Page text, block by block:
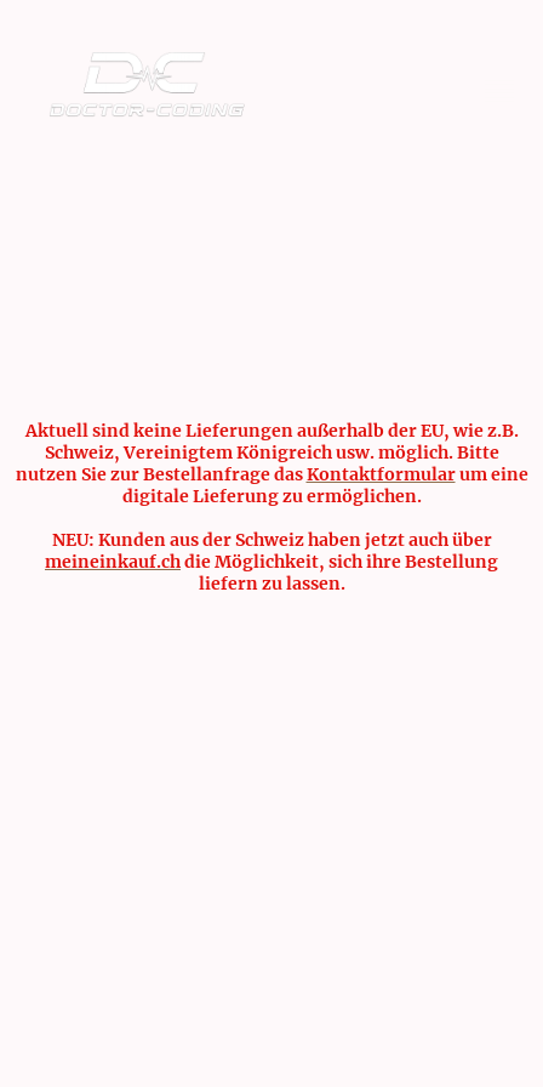
Aktuell sind keine Lieferungen außerhalb der EU, wie z.B.
Schweiz, Vereinigtem Königreich usw. möglich. Bitte
nutzen Sie zur Bestellanfrage dasKontaktformularum eine
digitale Lieferung zu ermöglichen.
NEU: Kunden aus der Schweiz haben jetzt auch über
meineinkauf.chdie Möglichkeit, sich ihre Bestellung
liefern zu lassen.